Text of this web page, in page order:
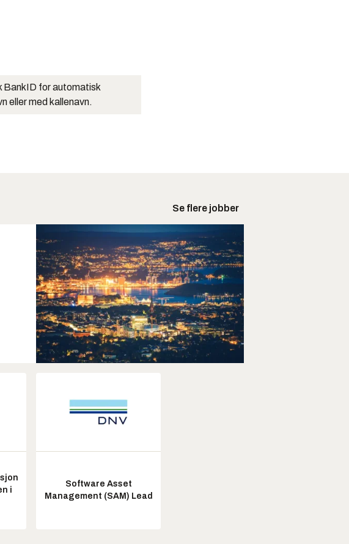
BankID for automatisk
eller med kallenavn.
Se flere jobber
i
Software Asset
Management (SAM) Lead